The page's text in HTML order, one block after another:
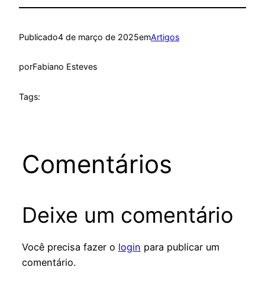
Publicado4 de março de 2025emArtigos
porFabiano Esteves
Tags:
Comentários
Deixe um comentário
Você precisa fazer o login para publicar um
comentário.